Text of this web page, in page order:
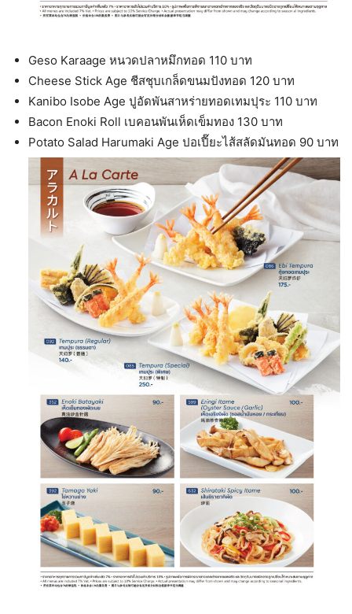
Geso Karaage หนวดปลาหมึกทอด 110 บาท
Cheese Stick Age ชีสชุบเกล็ดขนมปังทอด 120 บาท
Kanibo Isobe Age ปูอัดพันสาหร่ายทอดเทมปุระ 110 บาท
Bacon Enoki Roll เบคอนพันเห็ดเข็มทอง 130 บาท
Potato Salad Harumaki Age ปอเปี๊ยะไส้สลัดมันทอด 90 บาท